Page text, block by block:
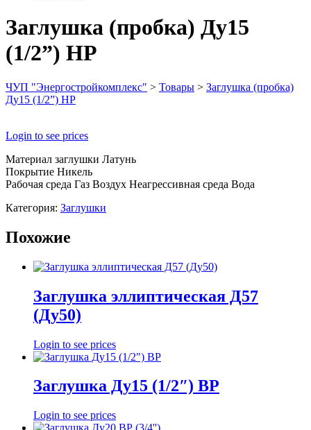
Заглушка (пробка) Ду15
(1/2”) НР
ЧУП "Энергостройкомплекс" > Товары > Заглушка (пробка)
Ду15 (1/2”) НР
Login to see prices
Материал заглушки Латунь
Покрытие Никель
Рабочая среда Газ Воздух Неагрессивная среда Вода
Категория: Заглушки
Похожие
Заглушка эллиптическая Д57
(Ду50)
Login to see prices
Заглушка Ду15 (1/2″) ВР
Login to see prices